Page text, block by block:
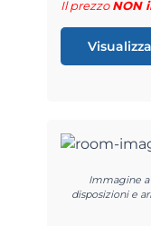
Il prezzoNON
Immagine a
disposizioni e